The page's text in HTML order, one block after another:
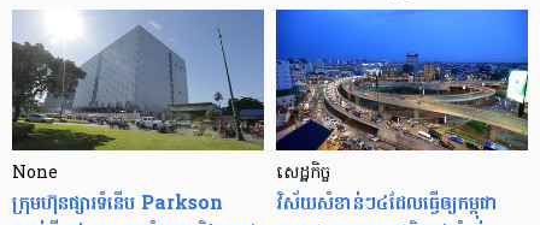
None
ក្រុមហ៊ុនផ្សារទំនើប Parkson
សេដ្ឋកិច្ច​
វិស័យ​សំខាន់ៗ​៤​ដែល​ធ្វើ​ឲ្យ​កម្ពុជា​